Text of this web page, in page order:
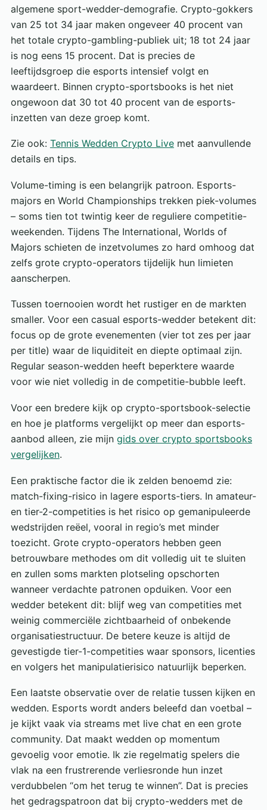
algemene sport-wedder-demografie. Crypto-gokkers
van 25 tot 34 jaar maken ongeveer 40 procent van
het totale crypto-gambling-publiek uit; 18 tot 24 jaar
is nog eens 15 procent. Dat is precies de
leeftijdsgroep die esports intensief volgt en
waardeert. Binnen crypto-sportsbooks is het niet
ongewoon dat 30 tot 40 procent van de esports-
inzetten van deze groep komt.
Zie ook: Tennis Wedden Crypto Livemet aanvullende
details en tips.
Volume-timing is een belangrijk patroon. Esports-
majors en World Championships trekken piek-volumes
– soms tien tot twintig keer de reguliere competitie-
weekenden. Tijdens The International, Worlds of
Majors schieten de inzetvolumes zo hard omhoog dat
zelfs grote crypto-operators tijdelijk hun limieten
aanscherpen.
Tussen toernooien wordt het rustiger en de markten
smaller. Voor een casual esports-wedder betekent dit:
focus op de grote evenementen (vier tot zes per jaar
per title) waar de liquiditeit en diepte optimaal zijn.
Regular season-wedden heeft beperktere waarde
voor wie niet volledig in de competitie-bubble leeft.
Voor een bredere kijk op crypto-sportsbook-selectie
en hoe je platforms vergelijkt op meer dan esports-
aanbod alleen, zie mijn gids over crypto sportsbooks
vergelijken.
Een praktische factor die ik zelden benoemd zie:
match-fixing-risico in lagere esports-tiers. In amateur-
en tier-2-competities is het risico op gemanipuleerde
wedstrijden reëel, vooral in regio’s met minder
toezicht. Grote crypto-operators hebben geen
betrouwbare methodes om dit volledig uit te sluiten
en zullen soms markten plotseling opschorten
wanneer verdachte patronen opduiken. Voor een
wedder betekent dit: blijf weg van competities met
weinig commerciële zichtbaarheid of onbekende
organisatiestructuur. De betere keuze is altijd de
gevestigde tier-1-competities waar sponsors, licenties
en volgers het manipulatierisico natuurlijk beperken.
Een laatste observatie over de relatie tussen kijken en
wedden. Esports wordt anders beleefd dan voetbal –
je kijkt vaak via streams met live chat en een grote
community. Dat maakt wedden op momentum
gevoelig voor emotie. Ik zie regelmatig spelers die
vlak na een frustrerende verliesronde hun inzet
verdubbelen “om het terug te winnen”. Dat is precies
het gedragspatroon dat bij crypto-wedders met de